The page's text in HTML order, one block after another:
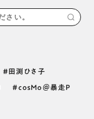
田渕ひさ子
cosMo＠暴走P